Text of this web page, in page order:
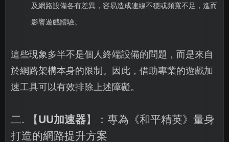
及網路設備各有差異，容易造成連線不穩或頻寬不足，進而
影響遊戲體驗。
這些現象多半不是個人終端設備的問題，而是來自
於網路架構本身的限制。因此，借助專業的遊戲加
速工具可以有效排除上述障礙。
二. 【UU加速器】：專為《和平精英》量身
打造的網路提升方案